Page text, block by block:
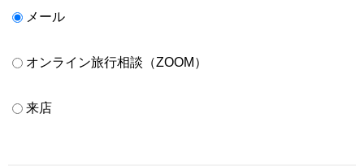
メール
オンライン旅行相談（ZOOM）
来店